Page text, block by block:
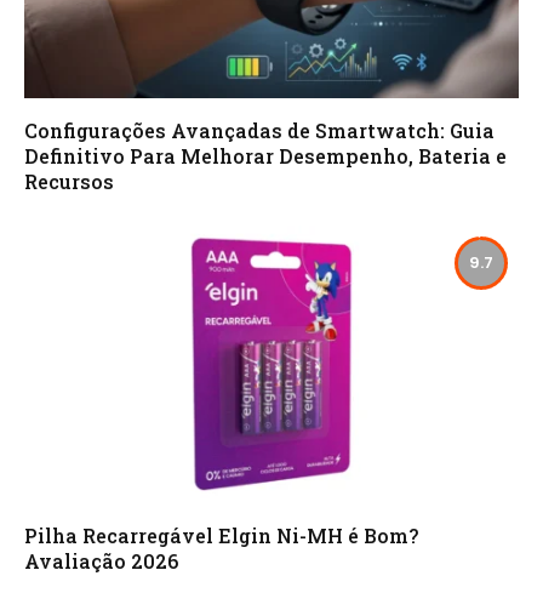
Configurações Avançadas de Smartwatch: Guia
Definitivo Para Melhorar Desempenho, Bateria e
Recursos
9.7
Pilha Recarregável Elgin Ni-MH é Bom?
Avaliação 2026